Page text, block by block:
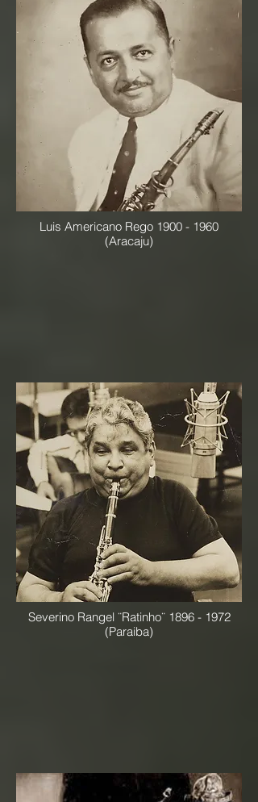
Luis Americano Rego 1900 - 1960
(Aracaju)
Severino Rangel ¨Ratinho¨ 1896 - 1972
(Paraiba)